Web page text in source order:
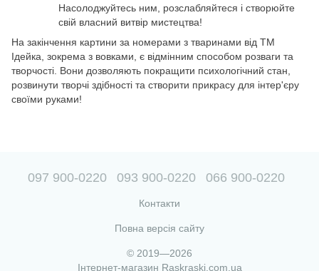
Насолоджуйтесь ним, розслабляйтеся і створюйте
свій власний витвір мистецтва!
На закінчення картини за номерами з тваринами від ТМ
Ідейка, зокрема з вовками, є відмінним способом розваги та
творчості. Вони дозволяють покращити психологічний стан,
розвинути творчі здібності та створити прикрасу для інтер'єру
своїми руками!
097 900-0220 093 900-0220 066 900-0220
Контакти
Повна версія сайту
© 2019—2026
Інтернет-магазин Raskraski.com.ua